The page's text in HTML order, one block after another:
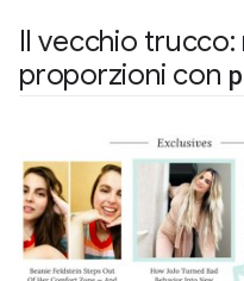
Il vecchio
proporzioni con